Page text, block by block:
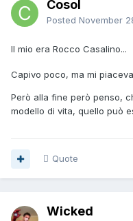
Cosol
Posted November
Il mio era Rocco Casalino...
Capivo poco, ma mi
Però alla fine però penso,
modello di vita, quello può
Quote
Wicked